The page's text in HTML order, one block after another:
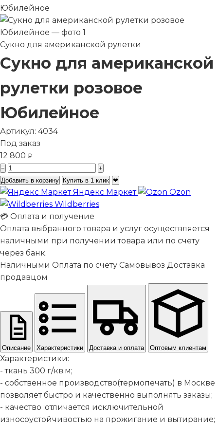
Сукно для американской рулетки
Сукно для американской
рулетки розовое
Юбилейное
Артикул: 4034
Под заказ
12 800 ₽
−
+
Добавить в корзину
Купить в 1 клик ❤
Яндекс Маркет
Ozon
Wildberries
💳 Оплата и получение
Оплата выбранного товара и услуг осуществляется
наличными при получении товара или по счету
через банк.
Наличными Оплата по счету Самовывоз Доставка
продавцом
Описание Характеристики Доставка и оплата Оптовым клиентам
Характеристики:
- ткань 300 г/кв.м;
- собственное производство(термопечать) в Москве
позволяет быстро и качественно выполнять заказы;
- качество :отличается исключительной
износоустойчивостью на прожигание и вытирание;